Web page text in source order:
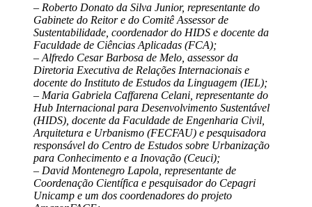
– Roberto Donato da Silva Junior, representante do
Gabinete do Reitor e do Comitê Assessor de
Sustentabilidade, coordenador do HIDS e docente da
Faculdade de Ciências Aplicadas (FCA);
– Alfredo Cesar Barbosa de Melo, assessor da
Diretoria Executiva de Relações Internacionais e
docente do Instituto de Estudos da Linguagem (IEL);
– Maria Gabriela Caffarena Celani, representante do
Hub Internacional para Desenvolvimento Sustentável
(HIDS), docente da Faculdade de Engenharia Civil,
Arquitetura e Urbanismo (FECFAU) e pesquisadora
responsável do Centro de Estudos sobre Urbanização
para Conhecimento e a Inovação (Ceuci);
– David Montenegro Lapola, representante de
Coordenação Científica e pesquisador do Cepagri
Unicamp e um dos coordenadores do projeto